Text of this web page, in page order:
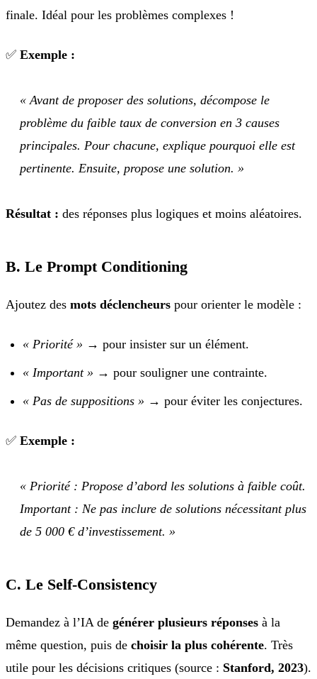
finale. Idéal pour les problèmes complexes !
✅ Exemple :
« Avant de proposer des solutions, décompose le
problème du faible taux de conversion en 3 causes
principales. Pour chacune, explique pourquoi elle est
pertinente. Ensuite, propose une solution. »
Résultat : des réponses plus logiques et moins aléatoires.
B. Le Prompt Conditioning
Ajoutez des mots déclencheurs pour orienter le modèle :
« Priorité » → pour insister sur un élément.
« Important » → pour souligner une contrainte.
« Pas de suppositions » → pour éviter les conjectures.
✅ Exemple :
« Priorité : Propose d’abord les solutions à faible coût.
Important : Ne pas inclure de solutions nécessitant plus
de 5 000 € d’investissement. »
C. Le Self-Consistency
Demandez à l’IA de générer plusieurs réponses à la
même question, puis de choisir la plus cohérente. Très
utile pour les décisions critiques (source : Stanford, 2023).